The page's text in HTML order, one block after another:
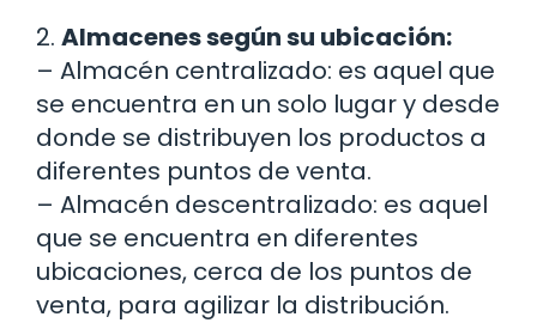
2. Almacenes según su ubicación:
– Almacén centralizado: es aquel que
se encuentra en un solo lugar y desde
donde se distribuyen los productos a
diferentes puntos de venta.
– Almacén descentralizado: es aquel
que se encuentra en diferentes
ubicaciones, cerca de los puntos de
venta, para agilizar la distribución.